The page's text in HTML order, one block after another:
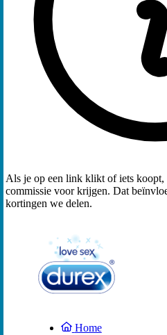
Als je op een link klikt of iets
commissie voor krijgen. Dat
kortingen we delen.
Home